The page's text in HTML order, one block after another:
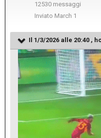
12530 messaggi
Inviato March 1
Il 1/3/2026 alle 20:40 ,